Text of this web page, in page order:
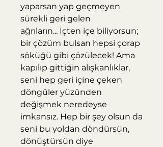
yaparsan yap geçmeyen
sürekli geri gelen
ağrıların... İçten içe biliyorsun;
bir çözüm bulsan hepsi çorap
söküğü gibi çözülecek! Ama
kapılıp gittiğin alışkanlıklar,
seni hep geri içine çeken
döngüler yüzünden
değişmek neredeyse
imkansız. Hep bir şey olsun da
seni bu yoldan döndürsün,
dönüştürsün diye